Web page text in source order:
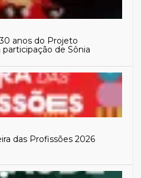
anos do Projeto
de Sônia
das Profissões 2026